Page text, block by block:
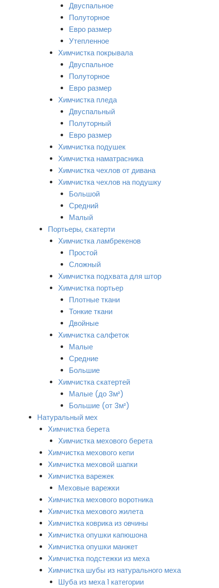
Двуспальное
Полуторное
Евро размер
Утепленное
Химчистка покрывала
Двуспальное
Полуторное
Евро размер
Химчистка пледа
Двуспальный
Полуторный
Евро размер
Химчистка подушек
Химчистка наматрасника
Химчистка чехлов от дивана
Химчистка чехлов на подушку
Большой
Средний
Малый
Портьеры, скатерти
Химчистка ламбрекенов
Простой
Сложный
Химчистка подхвата для штор
Химчистка портьер
Плотные ткани
Тонкие ткани
Двойные
Химчистка салфеток
Малые
Средние
Большие
Химчистка скатертей
Малые (до 3м²)
Большие (от 3м²)
Натуральный мех
Химчистка берета
Химчистка мехового берета
Химчистка мехового кепи
Химчистка меховой шапки
Химчистка варежек
Меховые варежки
Химчистка мехового воротника
Химчистка мехового жилета
Химчистка коврика из овчины
Химчистка опушки капюшона
Химчистка опушки манжет
Химчистка подстежки из меха
Химчистка шубы из натурального меха
Шуба из меха 1 категории